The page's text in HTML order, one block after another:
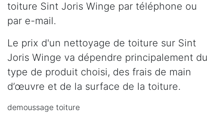
toiture Sint Joris Winge par téléphone ou
par e-mail.
Le prix d'un nettoyage de toiture sur Sint
Joris Winge va dépendre principalement du
type de produit choisi, des frais de main
d’œuvre et de la surface de la toiture.
demoussage toiture